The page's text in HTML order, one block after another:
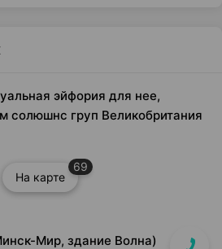
эйфория для нее,
солюшнс груп Великобритания
На карте
69
Мир, здание Волна)